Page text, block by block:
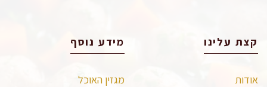
קצת עלינו
אודות
מידע נוסף
מגזין האוכל